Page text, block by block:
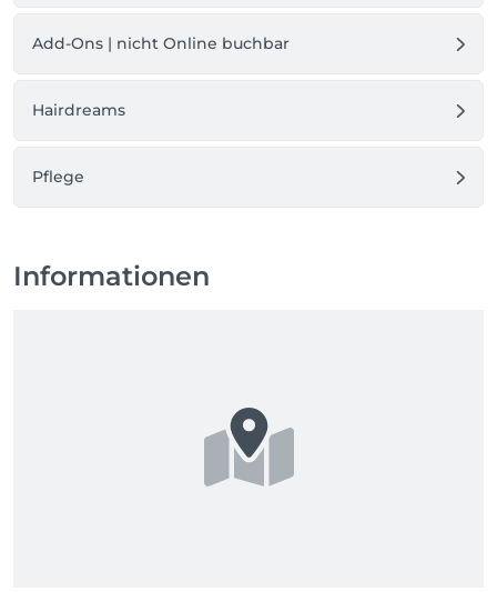
Add-Ons | nicht Online buchbar
Hairdreams
Pflege
Informationen